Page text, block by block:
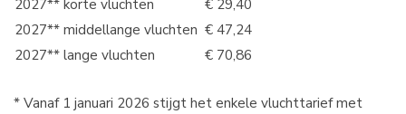
2027** korte vluchten
€ 29,40
2027** middellange vluchten € 47,24
2027** lange vluchten
€ 70,86
* Vanaf 1 januari 2026 stijgt het enkele vluchttarief met